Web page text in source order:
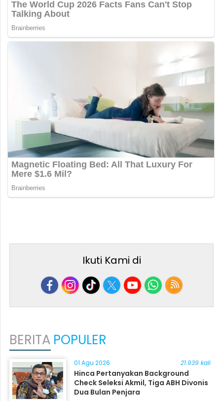
Ikuti Kami di
BERITA POPULER
01 Agu 2026 21.939 kali
Hinca Pertanyakan Background
Check Seleksi Akmil, Tiga ABH Divonis
Dua Bulan Penjara